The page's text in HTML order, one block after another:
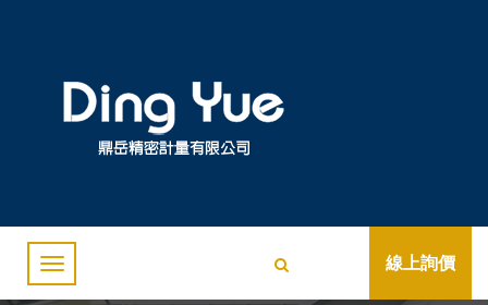
線上詢價